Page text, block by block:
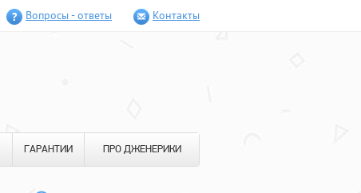
Вопросы - ответы Контакты
ГАРАНТИИ ПРО ДЖЕНЕРИКИ